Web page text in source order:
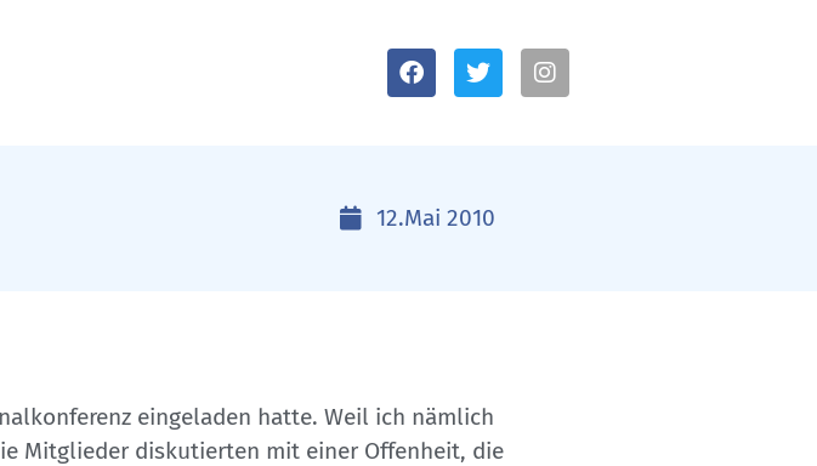
12.Mai 2010
eingeladen hatte. Weil ich nämlich
Mitglieder diskutierten mit einer Offenheit, die